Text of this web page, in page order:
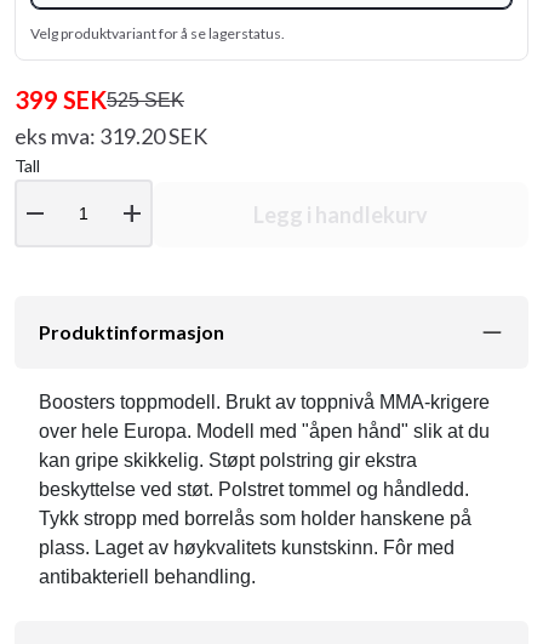
Velg produktvariant for å se lagerstatus.
399 SEK525 SEK
eks mva: 319.20 SEK
Tall
remove add Legg i handlekurv
Produktinformasjon
Boosters toppmodell. Brukt av toppnivå MMA-krigere
over hele Europa. Modell med "åpen hånd" slik at du
kan gripe skikkelig. Støpt polstring gir ekstra
beskyttelse ved støt. Polstret tommel og håndledd.
Tykk stropp med borrelås som holder hanskene på
plass. Laget av høykvalitets kunstskinn. Fôr med
antibakteriell behandling.